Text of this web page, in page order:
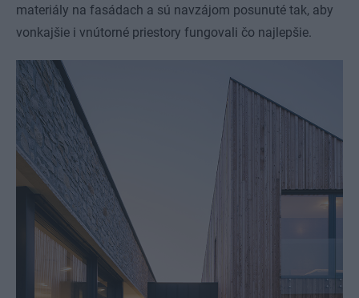
materiály na fasádach a sú navzájom posunuté tak, aby
vonkajšie i vnútorné priestory fungovali čo najlepšie.